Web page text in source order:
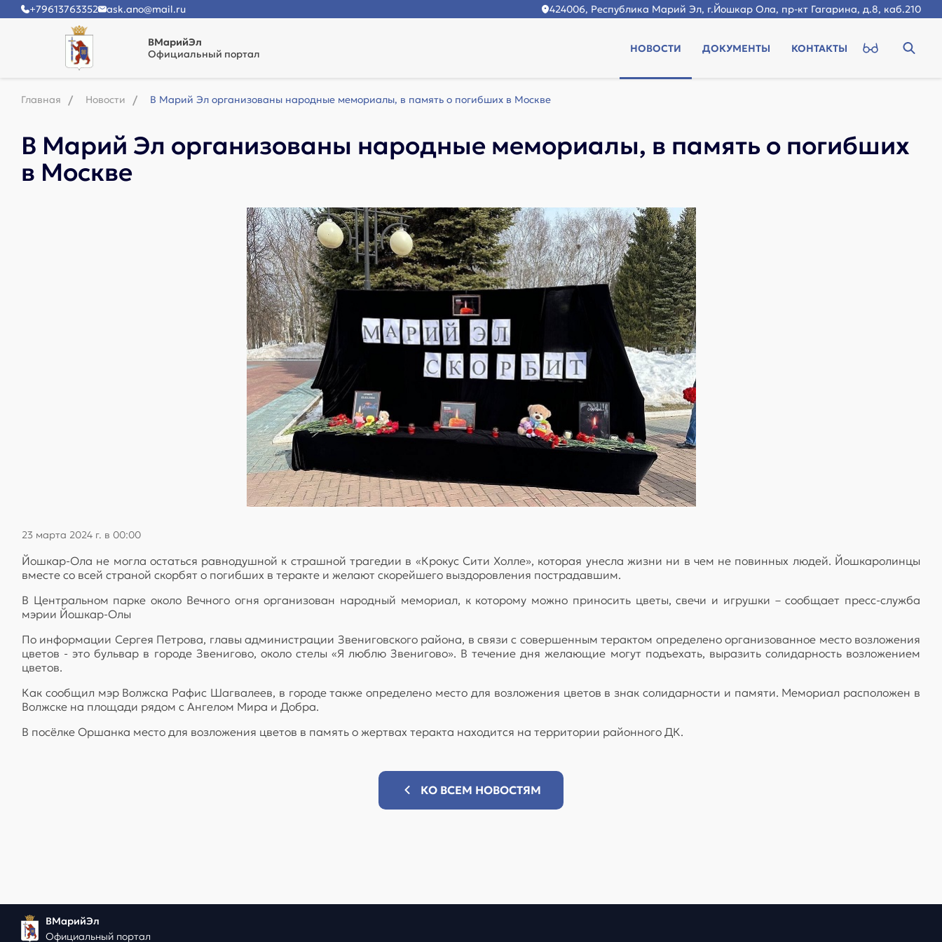
+79613763352 ask.ano@mail.ru 424006, Республика Марий Эл, г.Йошкар Ола, пр-кт Гагарина, д.8, каб.210
ВМарийЭл
Официальный портал
НОВОСТИ ДОКУМЕНТЫ КОНТАКТЫ
Главная Новости В Марий Эл организованы народные мемориалы, в память о погибших в Москве
В Марий Эл организованы народные мемориалы, в память о погибших
в Москве
23 марта 2024 г. в 00:00
Йошкар-Ола не могла остаться равнодушной к страшной трагедии в «Крокус Сити Холле», которая унесла жизни ни в чем не повинных людей. Йошкаролинцы
вместе со всей страной скорбят о погибших в теракте и желают скорейшего выздоровления пострадавшим.
В Центральном парке около Вечного огня организован народный мемориал, к которому можно приносить цветы, свечи и игрушки – сообщает пресс-служба
мэрии Йошкар-Олы
По информации Сергея Петрова, главы администрации Звениговского района, в связи с совершенным терактом определено организованное место возложения
цветов - это бульвар в городе Звенигово, около стелы «Я люблю Звенигово». В течение дня желающие могут подъехать, выразить солидарность возложением
цветов.
Как сообщил мэр Волжска Рафис Шагвалеев, в городе также определено место для возложения цветов в знак солидарности и памяти. Мемориал расположен в
Волжске на площади рядом с Ангелом Мира и Добра.
В посёлке Оршанка место для возложения цветов в память о жертвах теракта находится на территории районного ДК.
КО ВСЕМ НОВОСТЯМ
ВМарийЭл
Официальный портал